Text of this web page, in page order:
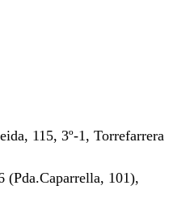
115, 3º-1, Torrefarrera
(Pda.Caparrella, 101),